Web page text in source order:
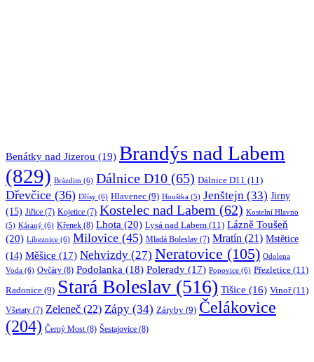
Benátky nad Jizerou (19) Brandýs nad Labem
(829) Brázdim (6) Dálnice D10 (65) Dálnice D11 (11)
Dřevčice (36) Dřísy (6) Hlavenec (9) Houštka (5) Jenštejn (33) Jirny
(15) Jiřice (7) Kojetice (7) Kostelec nad Labem (62) Kostelní Hlavno
(5) Káraný (6) Křenek (8) Lhota (20) Lysá nad Labem (11) Lázně Toušeň
(20) Líbeznice (6) Milovice (45) Mladá Boleslav (7) Mratín (21) Mstětice
(14) Měšice (17) Nehvizdy (27) Neratovice (105) Odolena
Voda (6) Ovčáry (8) Podolanka (18) Polerady (17) Popovice (6) Přezletice (11)
Radonice (9) Stará Boleslav (516) Tišice (16) Vinoř(11)
Všetaty (7) Zeleneč (22) Zápy (34) Záryby (9) Čelákovice
(204) Černý Most (8) Šestajovice (8)